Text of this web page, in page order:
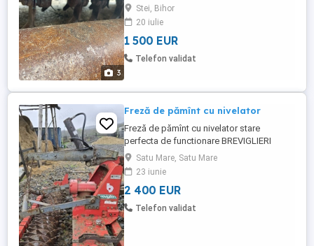
3
Stei, Bihor
20 iulie
1 500 EUR
Telefon validat
Freză de pămînt cu nivelator
Freză de pămînt cu nivelator stare
perfecta de functionare BREVIGLIERI
Satu Mare, Satu Mare
23 iunie
2 400 EUR
Telefon validat